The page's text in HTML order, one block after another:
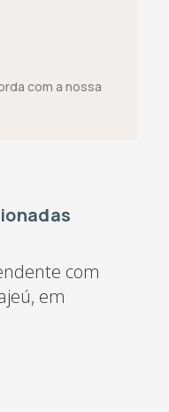
com a nossa
com
em